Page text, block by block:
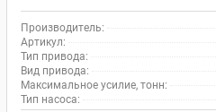
Производитель:
Артикул:
Тип привода:
Вид привода:
Максимальное усилие, тонн:
Тип насоса: